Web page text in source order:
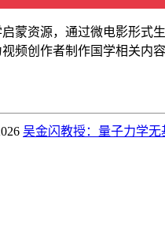
蒙资源，通过微电影形
频创作者制作国学相关
吴金闪教授：量子力学